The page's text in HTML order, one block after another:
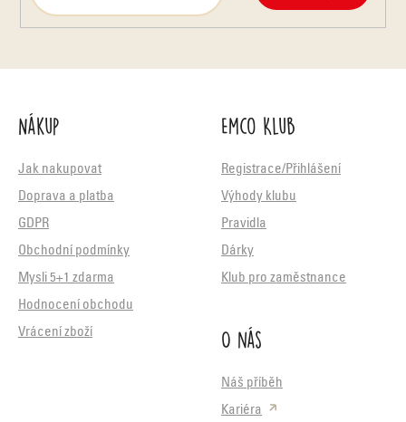
Nákup
Jak nakupovat
Doprava a platba
GDPR
Obchodní podmínky
Mysli 5+1 zdarma
Hodnocení obchodu
Vrácení zboží
Emco Klub
Registrace/Přihlášení
Výhody klubu
Pravidla
Dárky
Klub pro zaměstnance
O nás
Náš příběh
Kariéra